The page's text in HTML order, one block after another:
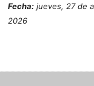
Fecha: jueves, 27 de
2026